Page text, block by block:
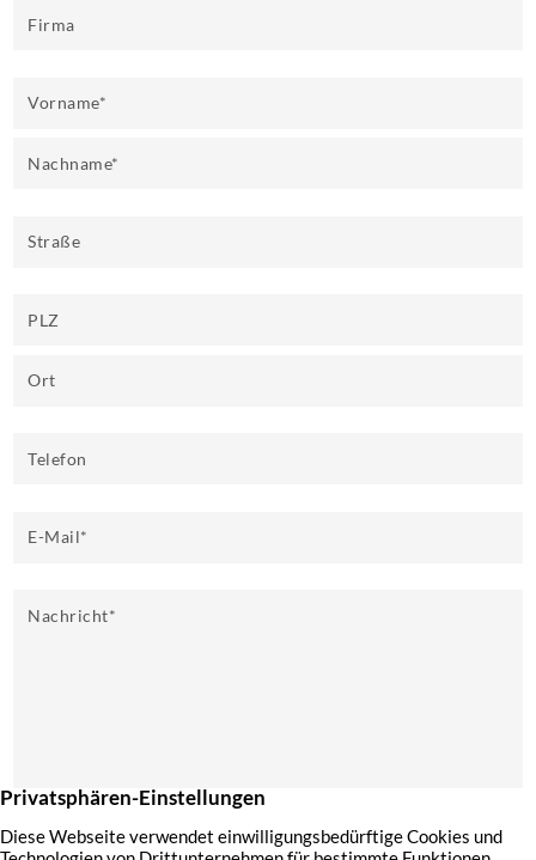
Firma
Vorname*
Nachname*
Straße
PLZ
Ort
Telefon
E-Mail*
Nachricht*